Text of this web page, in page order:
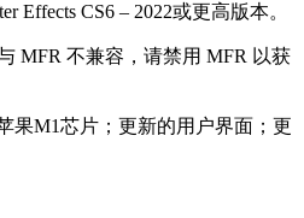
Effects CS6 – 2022或更高版本。
MFR 不兼容，请禁用 MFR 以获
果M1芯片；更新的用户界面；更